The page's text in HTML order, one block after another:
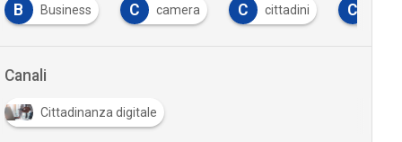
B Business C camera C cittadini C
Canali
Cittadinanza digitale